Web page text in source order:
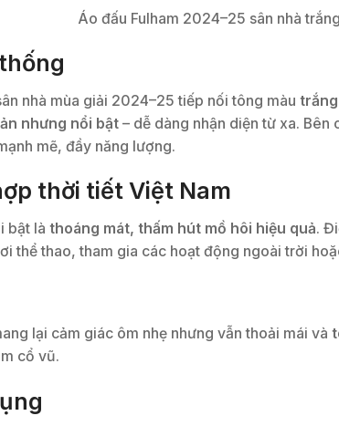
Áo đấu Fulham 2024–25 sân nhà
nhà mùa giải 2024–25 tiếp nối tông màu
nhưng nổi bật – dễ dàng nhận diện từ xa. Bên
mẽ, đầy năng lượng.
thời tiết Việt Nam
bật là thoáng mát, thấm hút mồ hôi hiệu quả.
thể thao, tham gia các hoạt động ngoài trời
lại cảm giác ôm nhẹ nhưng vẫn thoải mái và
cổ vũ.